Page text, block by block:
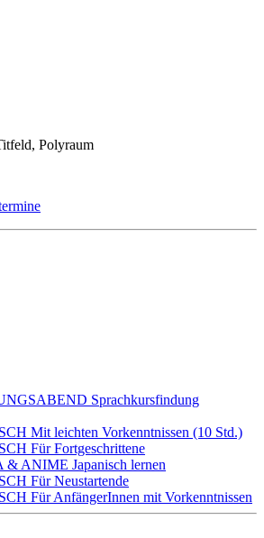
Polyraum
Sprachkursfindung
Mit leichten Vorkenntnissen (10 Std.)
Für Fortgeschrittene
ANIME Japanisch lernen
Für Neustartende
Für AnfängerInnen mit Vorkenntnissen